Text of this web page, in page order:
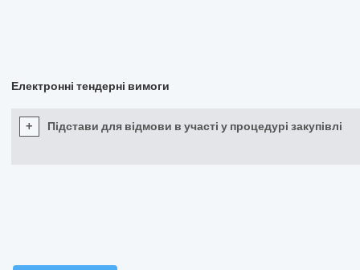
Електронні тендерні вимоги
+ Підстави для відмови в участі у процедурі закупівлі